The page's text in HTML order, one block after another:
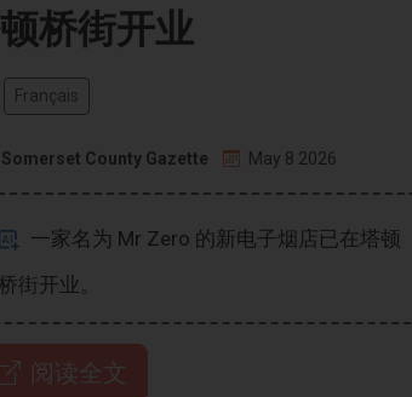
桥街开业
Français
Somerset County Gazette May 8 2026
一家名为 Mr Zero 的新电子烟店已在塔顿
街开业。
阅读全文